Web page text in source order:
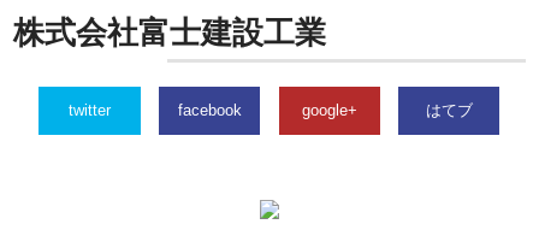
株式会社富士建設工業
twitter facebook google+ はてブ